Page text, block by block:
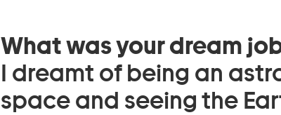
What was your dream
I dreamt of being an
space and seeing the